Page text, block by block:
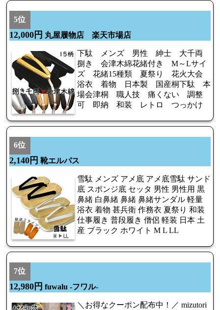
5位
12,000円 丸屋履物店 楽天市場店
下駄 メンズ 男性 紳士 大千両
捌き 会津木綿花緒付き M～Lサイ
ズ 花緒15種類 夏祭り 花火大会
浴衣 着物 日本製 国産桐下駄 本
場会津桐 職人技 痛くない 調整
可 即納 和装 レトロ つっかけ
6位
2,140円 靴エルパス
雪駄 メンズ アメ底 アメ底雪駄 サンド
底 スポンジ底 セッタ 男性 男性用 黒
鼻緒 白鼻緒 鼻緒 鼻緒サンダル 軽量
浴衣 着物 甚兵衛 作務衣 夏祭り 和装
仕事履き 普段履き 僧侶 軽装 日本 土
産 ブラック ホワイト M L LL
7位
12,980円 fuwalu -フワル-
＼お得なクーポン配布中！／ mizutori